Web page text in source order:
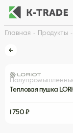
Главная Продукты
Тепловая пушка
1 750 ₽